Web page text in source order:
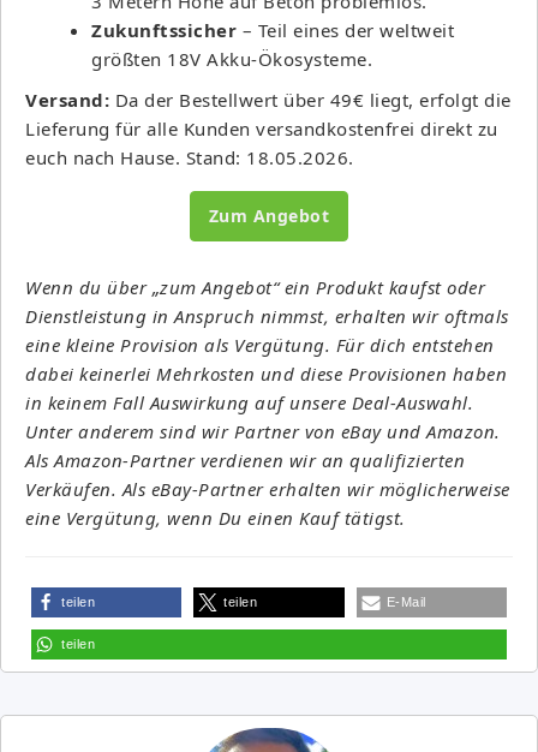
Zukunftssicher – Teil eines der weltweit
größten 18V Akku-Ökosysteme.
Versand: Da der Bestellwert über 49€ liegt, erfolgt die
Lieferung für alle Kunden versandkostenfrei direkt zu
euch nach Hause. Stand: 18.05.2026.
Zum Angebot
Wenn du über „zum Angebot“ ein Produkt kaufst oder
Dienstleistung in Anspruch nimmst, erhalten wir oftmals
eine kleine Provision als Vergütung. Für dich entstehen
dabei keinerlei Mehrkosten und diese Provisionen haben
in keinem Fall Auswirkung auf unsere Deal-Auswahl.
Unter anderem sind wir Partner von eBay und Amazon.
Als Amazon-Partner verdienen wir an qualifizierten
Verkäufen. Als eBay-Partner erhalten wir möglicherweise
eine Vergütung, wenn Du einen Kauf tätigst.
teilen teilen E-Mail
teilen